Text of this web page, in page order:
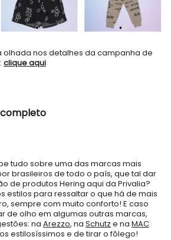
olhada nos detalhes da campanha de
: clique aqui
tudo sobre uma das marcas mais
brasileiros de todo o país, que tal dar
de produtos Hering aqui da Privalia?
estilos para ressaltar o que há de mais
sempre com muito conforto! E caso
de olho em algumas outras marcas,
na Arezzo, na Schutz e na MAC
estilosíssimos e de tirar o fôlego!